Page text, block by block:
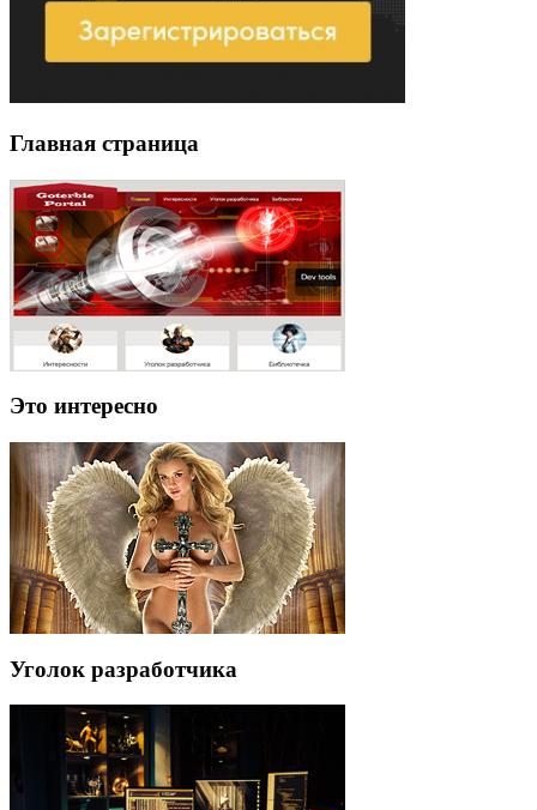
Главная страница
Это интересно
Уголок разработчика